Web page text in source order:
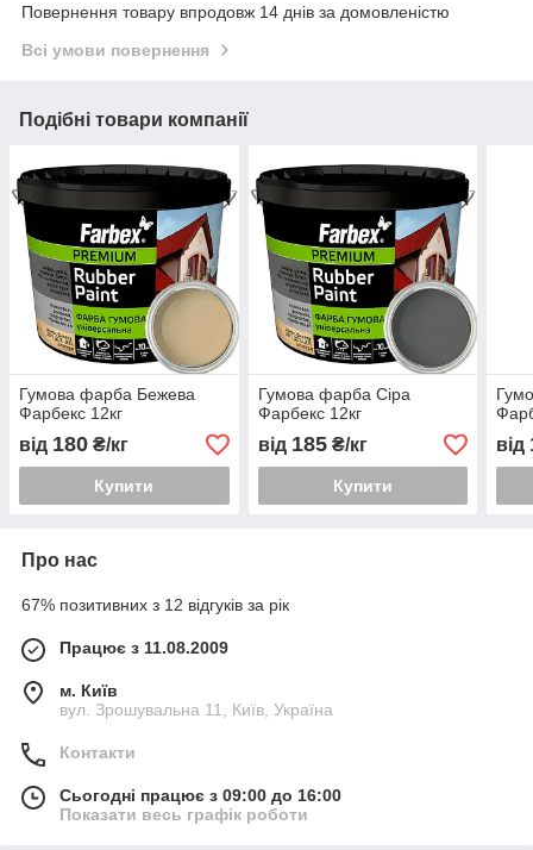
Повернення товару впродовж 14 днів за домовленістю
Всі умови повернення
Подібні товари компанії
Гумова фарба Бежева
Фарбекс 12кг
від 180 ₴/кг
Купити
Гумова фарба Сіра
Фарбекс 12кг
від 185₴/кг
Купити
від
Про нас
67% позитивних з 12 відгуків за рік
Працює з 11.08.2009
м. Київ
вул. Зрошувальна 11, Київ, Україна
Контакти
Сьогодні працює з 09:00 до 16:00
Показати весь графік роботи